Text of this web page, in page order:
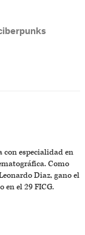
especialidad en
Como
Diaz, gano el
en el 29 FICG.